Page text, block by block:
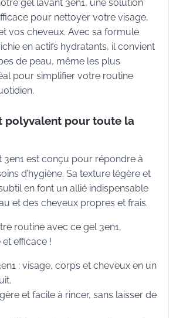
gel lavant 3en1, une solution
pour nettoyer votre visage,
vos cheveux. Avec sa formule
en actifs hydratants, il convient
de peau, même les plus
pour simplifier votre routine
polyvalent pour toute la
3en1 est conçu pour répondre à
d’hygiène. Sa texture légère et
en font un allié indispensable
et des cheveux propres et frais.
routine avec ce gel 3en1,
efficace !
: visage, corps et cheveux en un
et facile à rincer, sans laisser de